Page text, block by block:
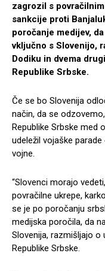
zagrozil s
sankcije proti
poročanje medijev,
vključno s Slovenijo,
Dodiku in dvema
Republike Srbske.
Če se bo Slovenija
način, da se
Republike Srbske med
udeležil vojaške
vojne.
“Slovenci morajo
povračilne ukrepe,
se je po poročanju
medijska poročila, da
Slovenija, razmišljajo o
Republike Srbske.